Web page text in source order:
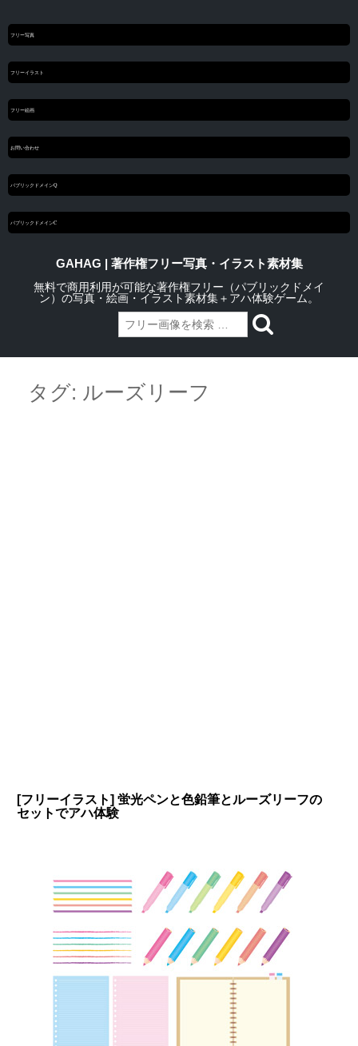
フリー写真
フリーイラスト
フリー絵画
お問い合わせ
パブリックドメインQ
パブリックドメインC
GAHAG | 著作権フリー写真・イラスト素材集
無料で商用利用が可能な著作権フリー（パブリックドメイ
ン）の写真・絵画・イラスト素材集＋アハ体験ゲーム。
contentタグ: ルーズリーフ
[フリーイラスト] 蛍光ペンと色鉛筆とルーズリーフの
セットでアハ体験